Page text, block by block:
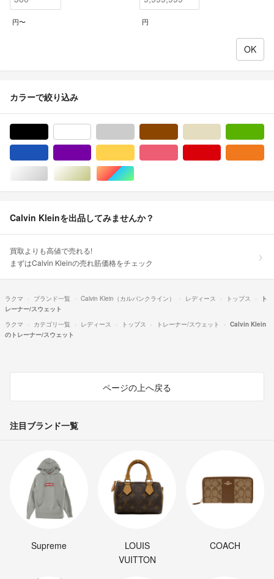
円〜 円
カラーで絞り込み
シルバー/銀色系ゴールド/金色系マルチカラー
Calvin Kleinを出品してみませんか？
買取よりも高値で売れる!
まずはCalvin Kleinの売れ筋価格をチェック
ラクマ ブランド一覧 Calvin Klein（カルバンクライン） レディース トップス
ト
レーナー/スウェット
ラクマ
カテゴリ一覧 レディース トップス トレーナー/スウェット
Calvin Klein
のトレーナー/スウェット
ページの上へ戻る
注目ブランド一覧
Supreme
LOUIS
VUITTON
COACH